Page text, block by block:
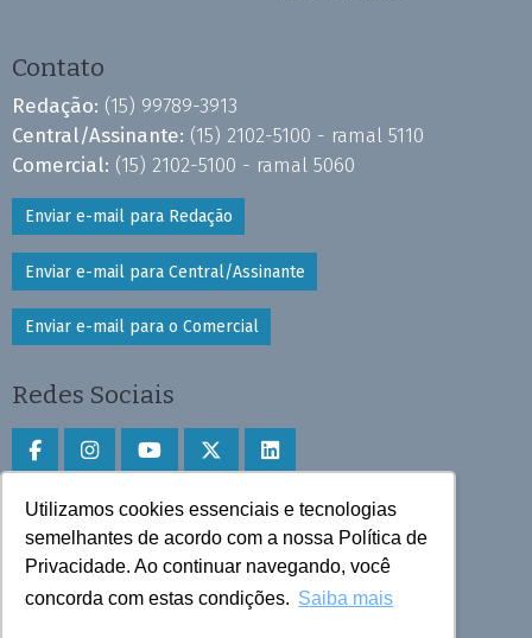
Utilizamos cookies essenciais e tecnologias
semelhantes de acordo com a nossa Política de
Privacidade. Ao continuar navegando, você
concorda com estas condições. Saiba mais
Contato
Redação: (15) 99789-3913
Central/Assinante: (15) 2102-5100 - ramal 5110
Comercial: (15) 2102-5100 - ramal 5060
Enviar e-mail para Redação
Enviar e-mail para Central/Assinante
Enviar e-mail para o Comercial
Redes Sociais
Faça download do aplicativo
Play Store e App Store